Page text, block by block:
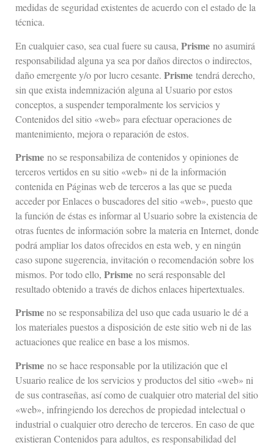
medidas de seguridad existentes de acuerdo con el estado de la
técnica.
En cualquier caso, sea cual fuere su causa, Prisme no asumirá
responsabilidad alguna ya sea por daños directos o indirectos,
daño emergente y/o por lucro cesante. Prisme tendrá derecho,
sin que exista indemnización alguna al Usuario por estos
conceptos, a suspender temporalmente los servicios y
Contenidos del sitio «web» para efectuar operaciones de
mantenimiento, mejora o reparación de estos.
Prisme no se responsabiliza de contenidos y opiniones de
terceros vertidos en su sitio «web» ni de la información
contenida en Páginas web de terceros a las que se pueda
acceder por Enlaces o buscadores del sitio «web», puesto que
la función de éstas es informar al Usuario sobre la existencia de
otras fuentes de información sobre la materia en Internet, donde
podrá ampliar los datos ofrecidos en esta web, y en ningún
caso supone sugerencia, invitación o recomendación sobre los
mismos. Por todo ello, Prisme no será responsable del
resultado obtenido a través de dichos enlaces hipertextuales.
Prismeno se responsabiliza del uso que cada usuario le dé a
los materiales puestos a disposición de este sitio web ni de las
actuaciones que realice en base a los mismos.
Prisme no se hace responsable por la utilización que el
Usuario realice de los servicios y productos del sitio «web» ni
de sus contraseñas, así como de cualquier otro material del sitio
«web», infringiendo los derechos de propiedad intelectual o
industrial o cualquier otro derecho de terceros. En caso de que
existieran Contenidos para adultos, es responsabilidad del